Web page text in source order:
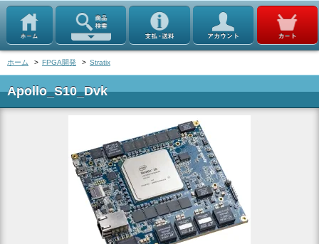
ホーム > FPGA開発 > Stratix
Apollo_S10_Dvk